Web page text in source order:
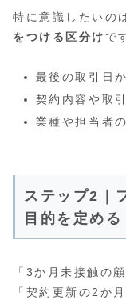
特に意識したいの
をつける区分け で
最後の取引日
契約内容や取
業種や担当者
ステップ2｜
目的を定める
「3か月未接触の
「契約更新の2か